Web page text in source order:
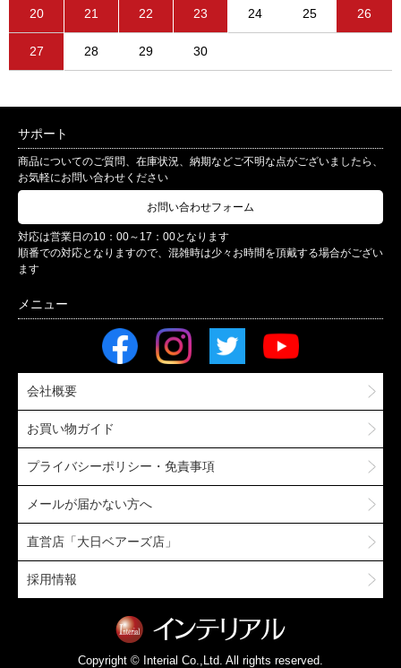
20 21 22 23 24 25 26
27 28 29 30
サポート
商品についてのご質問、在庫状況、納期などご不明な点がございましたら、
お気軽にお問い合わせください
お問い合わせフォーム
対応は営業日の10：00～17：00となります
順番での対応となりますので、混雑時は少々お時間を頂戴する場合がござい
ます
会社概要
お買い物ガイド
プライバシーポリシー・免責事項
メールが届かない方へ
直営店「大日ベアーズ店」
採用情報
Copyright © Interial Co.,Ltd. All rights reserved.